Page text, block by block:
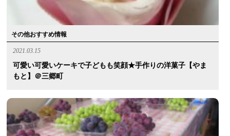
その他おすすめ情報
2021.03.15
可愛い可愛いケーキで子どもも笑顔★手作りの洋菓子【やま
もと】＠三郷町